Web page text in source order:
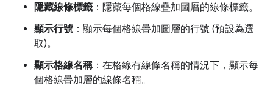
隱藏線條標籤 ：隱藏每個格線疊加圖層的線條標籤。
顯示行號 ：顯示每個格線疊加圖層的行號 (預設為選
取)。
顯示格線名稱：在格線有線條名稱的情況下，顯示每
個格線疊加層的線條名稱。